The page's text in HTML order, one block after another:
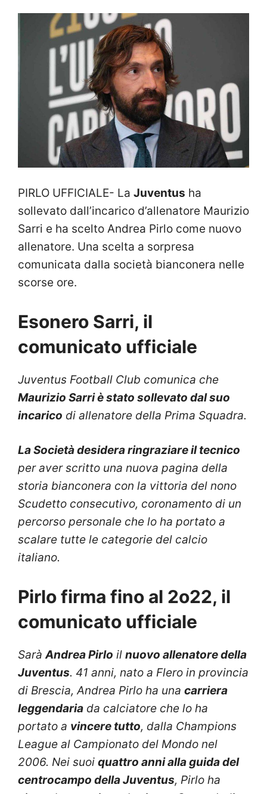
PIRLO UFFICIALE- La Juventus ha
sollevato dall’incarico d’allenatore Maurizio
Sarri e ha scelto Andrea Pirlo come nuovo
allenatore. Una scelta a sorpresa
comunicata dalla società bianconera nelle
scorse ore.
Esonero Sarri, il
comunicato ufficiale
Juventus Football Club comunica che
Maurizio Sarri è stato sollevato dal suo
incarico di allenatore della Prima Squadra.
La Società desidera ringraziare il tecnico
per aver scritto una nuova pagina della
storia bianconera con la vittoria del nono
Scudetto consecutivo, coronamento di un
percorso personale che lo ha portato a
scalare tutte le categorie del calcio
italiano.
Pirlo firma fino al 2o22, il
comunicato ufficiale
SaràAndrea Pirlo il nuovo allenatore della
Juventus. 41 anni, nato a Flero in provincia
di Brescia, Andrea Pirlo ha una carriera
leggendaria da calciatore che lo ha
portato a vincere tutto, dalla Champions
League al Campionato del Mondo nel
2006. Nei suoi quattro anni alla guida del
centrocampo della Juventus, Pirlo ha